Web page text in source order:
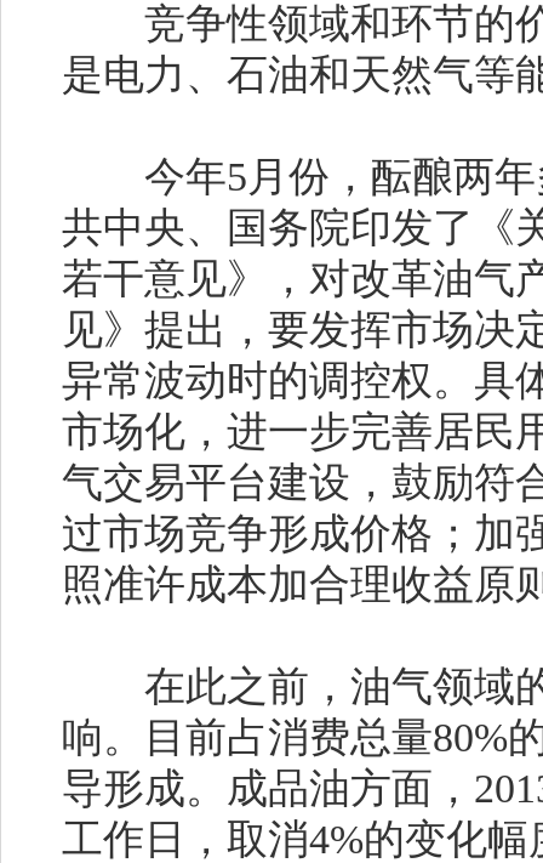
竞争性领域和环节的价
是电力、石油和天然气等
今年5月份，酝酿两年
共中央、国务院印发了《
若干意见》，对改革油气
见》提出，要发挥市场决
异常波动时的调控权。具
市场化，进一步完善居民
气交易平台建设，鼓励符
过市场竞争形成价格；加
照准许成本加合理收益原
在此之前，油气领域的
响。目前占消费总量80%
导形成。成品油方面，
工作日，取消4%的变化